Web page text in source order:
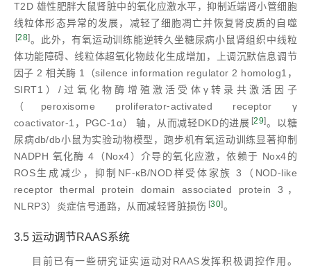
T2D 雄性肥胖大鼠肾脏中的氧化应激水平，抑制近端肾小管细胞
线粒体形态异常的发展，减轻了细胞凋亡并恢复肾皮质的自噬
[28]。此外，有氧运动训练能逆转久坐糖尿病小鼠肾组织中线粒
体功能障碍、线粒体超氧化物歧化生成增加，上调沉默信息调节
因子 2 相关酶 1（silence information regulator 2 homolog1，
SIRT1）/过氧化物酶增殖激活受体γ转录共激活因子
（peroxisome proliferator⁃activated receptor γ
coactivator⁃1，PGC⁃1α） 轴，从而减轻DKD的进展 [29]。以糖
尿病db/db小鼠为实验动物模型，跑步机有氧运动训练显著抑制
NADPH 氧化酶 4（Nox4）介导的氧化应激，依赖于 Nox4的
ROS生成减少，抑制NF⁃κB/NOD样受体家族 3（NOD⁃like
receptor thermal protein domain associated protein 3，
NLRP3）炎症信号通路，从而减轻肾脏损伤 [30]。
3.5 运动调节RAAS系统
目前已有一些研究证实运动对RAAS发挥积极调控作用。